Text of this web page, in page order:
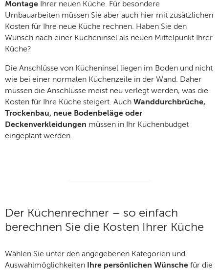
Montage
Ihrer neuen Küche. Für besondere
Umbauarbeiten müssen Sie aber auch hier mit zusätzlichen
Kosten für Ihre neue Küche rechnen. Haben Sie den
Wunsch nach einer Kücheninsel als neuen Mittelpunkt Ihrer
Küche?
Die Anschlüsse von Kücheninsel liegen im Boden und nicht
wie bei einer normalen Küchenzeile in der Wand. Daher
müssen die Anschlüsse meist neu verlegt werden, was die
Kosten für Ihre Küche steigert. Auch Wanddurchbrüche,
Trockenbau, neue Bodenbeläge oder
Deckenverkleidungen müssen in Ihr Küchenbudget
eingeplant werden.
Der Küchenrechner – so einfach
berechnen Sie die Kosten Ihrer Küche
Wählen Sie unter den angegebenen Kategorien und
Auswahlmöglichkeiten Ihre persönlichen Wünsche für die